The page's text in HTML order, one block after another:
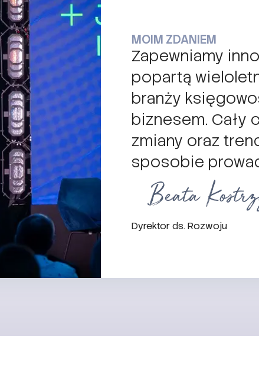
MOIM ZDANIEM
Zapewniamy
popartą
branży
biznesem. Cały
zmiany oraz
sposobie
Dyrektor ds. Rozwoju